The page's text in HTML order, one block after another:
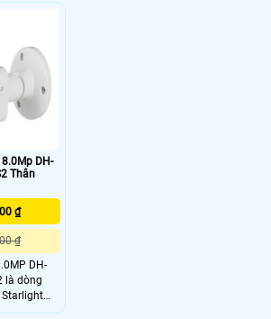
sát xa 60
DH-
Thân
₫
₫
DH-
Starlight
tích hợp